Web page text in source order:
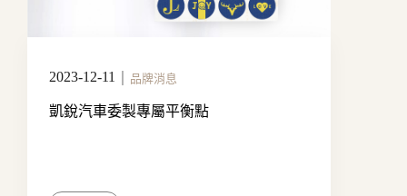
2023-12-11 品牌消息
凱銳汽車委製專屬平衡點